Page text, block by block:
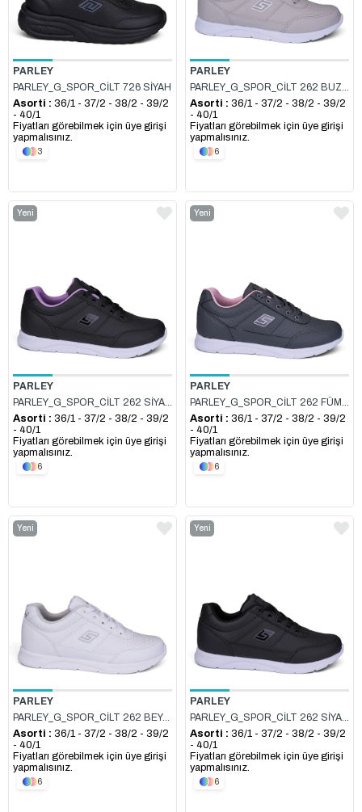
PARLEY
PARLEY_G_SPOR_CİLT 726 SİYAH
Asorti : 36/1 - 37/2 - 38/2 - 39/2
- 40/1
Fiyatları görebilmek için üye girişi
yapmalısınız.
3
PARLEY
PARLEY_G_SPOR_CİLT 262 BUZ_PEMBE
Asorti : 36/1 - 37/2 - 38/2 - 39/2
- 40/1
Fiyatları görebilmek için üye girişi
yapmalısınız.
6
PARLEY
PARLEY_G_SPOR_CİLT 262 SİYAH_LİLA
Yeni
Asorti : 36/1 - 37/2 - 38/2 - 39/2
- 40/1
Fiyatları görebilmek için üye girişi
yapmalısınız.
6
PARLEY
PARLEY_G_SPOR_CİLT 262 FÜME_PEMBE
Yeni
Asorti : 36/1 - 37/2 - 38/2 - 39/2
- 40/1
Fiyatları görebilmek için üye girişi
yapmalısınız.
6
PARLEY
PARLEY_G_SPOR_CİLT 262 BEYAZ_GÜMÜŞ
Yeni
Asorti : 36/1 - 37/2 - 38/2 - 39/2
- 40/1
Fiyatları görebilmek için üye girişi
yapmalısınız.
6
PARLEY
PARLEY_G_SPOR_CİLT 262 SİYAH_BEYAZ
Yeni
Asorti : 36/1 - 37/2 - 38/2 - 39/2
- 40/1
Fiyatları görebilmek için üye girişi
yapmalısınız.
6